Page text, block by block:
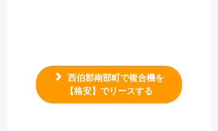
西伯郡南部町で複合機を
【格安】でリースする